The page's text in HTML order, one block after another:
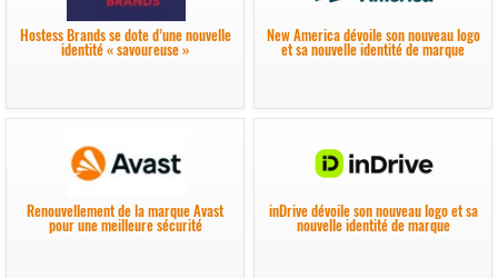
Hostess Brands se dote d’une nouvelle
identité « savoureuse »
New America dévoile son nouveau logo
et sa nouvelle identité de marque
Renouvellement de la marque Avast
pour une meilleure sécurité
inDrive dévoile son nouveau logo et sa
nouvelle identité de marque